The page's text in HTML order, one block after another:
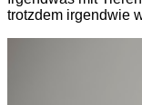
trotzdem irgendwie